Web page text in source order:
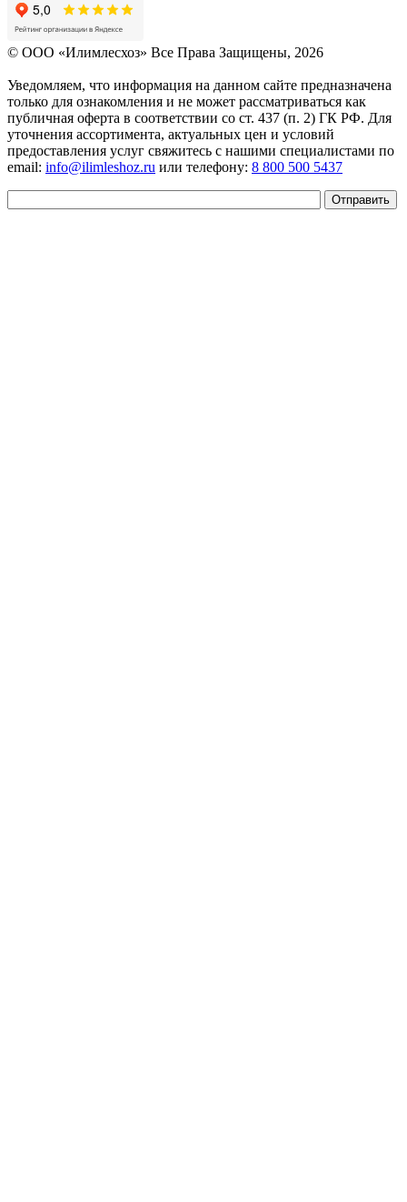
© OOO «Илимлесхоз» Все Права Защищены, 2026
Уведомляем, что информация на данном сайте предназначена
только для ознакомления и не может рассматриваться как
публичная оферта в соответствии со ст. 437 (п. 2) ГК РФ. Для
уточнения ассортимента, актуальных цен и условий
предоставления услуг свяжитесь с нашими специалистами по
email: info@ilimleshoz.ru или телефону: 8 800 500 5437